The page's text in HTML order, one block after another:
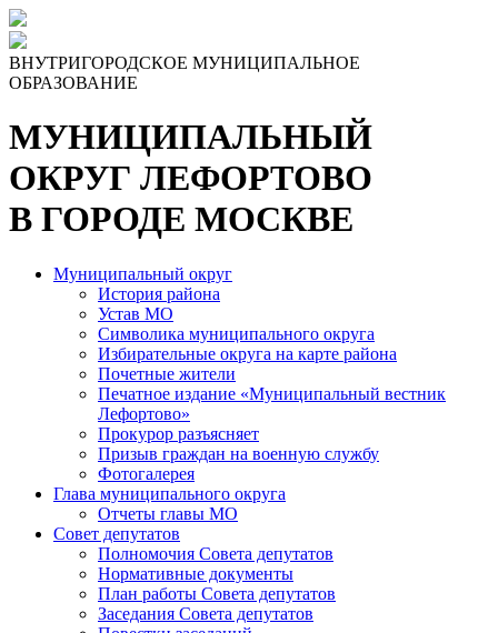
Skip
to
the
content
ВНУТРИГОРОДСКОЕ МУНИЦИПАЛЬНОЕ
ОБРАЗОВАНИЕ
МУНИЦИПАЛЬНЫЙ
ОКРУГ ЛЕФОРТОВО
В ГОРОДЕ МОСКВЕ
Муниципальный округ
История района
Устав МО
Символика муниципального округа
Избирательные округа на карте района
Почетные жители
Печатное издание «Муниципальный вестник
Лефортово»
Прокурор разъясняет
Призыв граждан на военную службу
Фотогалерея
Глава муниципального округа
Отчеты главы МО
Совет депутатов
Полномочия Совета депутатов
Нормативные документы
План работы Совета депутатов
Заседания Cовета депутатов